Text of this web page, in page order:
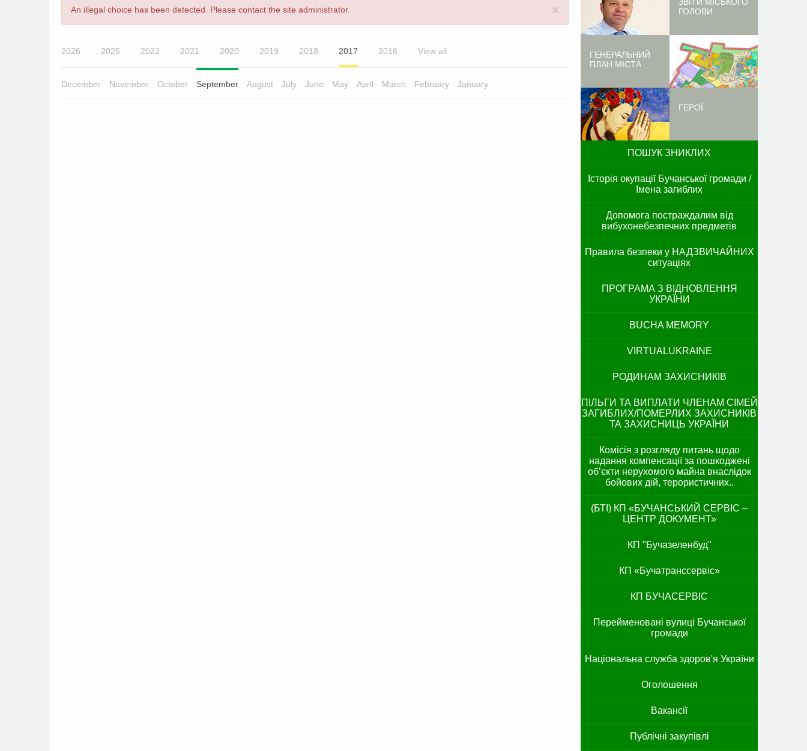
×
Error
An illegal choice has been detected. Please contact the site administrator.
2026 2025 2022 2021 2020 2019 2018 2017 2016 View all
December November October September August July June May April March February January
ГОЛОВИ
ГЕНЕРАЛЬНИЙ
ПЛАН МІСТА
ГЕРОЇ
ПОШУК ЗНИКЛИХ
Історія окупації Бучанської громади /
Імена загиблих
Допомога постраждалим від
вибухонебезпечних предметів
Правила безпеки у НАДЗВИЧАЙНИХ
ситуаціях
ПРОГРАМА З ВІДНОВЛЕННЯ
УКРАЇНИ
BUCHA MEMORY
VIRTUALUKRAINE
РОДИНАМ ЗАХИСНИКІВ
ПІЛЬГИ ТА ВИПЛАТИ ЧЛЕНАМ СІМЕЙ
ЗАГИБЛИХ/ПОМЕРЛИХ ЗАХИСНИКІВ
ТА ЗАХИСНИЦЬ УКРАЇНИ
Комісія з розгляду питань щодо
надання компенсації за пошкоджені
об’єкти нерухомого майна внаслідок
бойових дій, терористичних..
(БТІ) КП «БУЧАНСЬКИЙ СЕРВІС –
ЦЕНТР ДОКУМЕНТ»
КП "Бучазеленбуд"
КП «Бучатранссервіс»
КП БУЧАСЕРВІС
Перейменовані вулиці Бучанської
громади
Національна служба здоров'я України
Оголошення
Вакансії
Публічні закупівлі